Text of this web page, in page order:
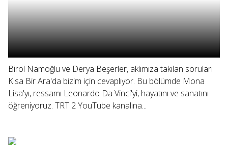
Birol Namoğlu ve Derya Beşerler, aklımıza takılan soruları
Kısa Bir Ara'da bizim için cevaplıyor. Bu bölümde Mona
Lisa'yı, ressamı Leonardo Da Vinci'yi, hayatını ve sanatını
öğreniyoruz. TRT 2 YouTube kanalına...